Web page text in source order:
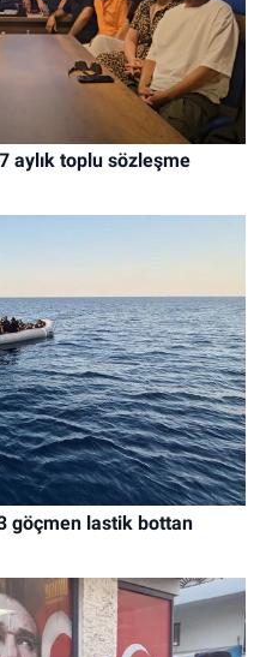
aylık toplu sözleşme
göçmen lastik bottan